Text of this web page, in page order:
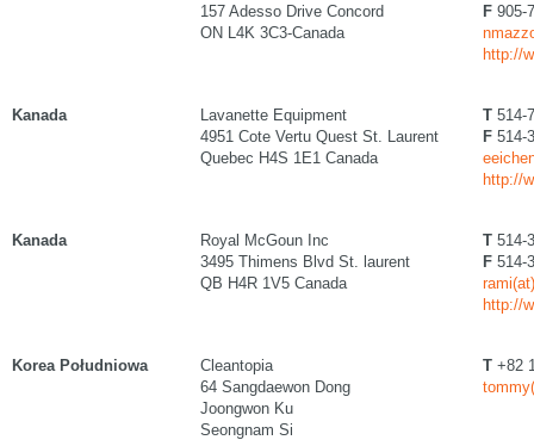
157 Adesso Drive Concord
ON L4K 3C3-Canada
F 905-
http://
Kanada
Lavanette Equipment
4951 Cote Vertu Quest St. Laurent
Quebec H4S 1E1 Canada
T 514-
F 514-
http://
Kanada
Royal McGoun Inc
3495 Thimens Blvd St. laurent
QB H4R 1V5 Canada
T 514-
F 514-
http://
Korea Południowa
Cleantopia
64 Sangdaewon Dong
Joongwon Ku
Seongnam Si
T +82